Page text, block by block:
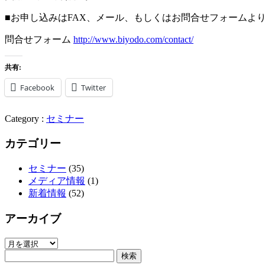
■お申し込みはFAX、メール、もしくはお問合せフォームよ
問合せフォーム http://www.biyodo.com/contact/
共有:
Facebook Twitter
Category : セミナー
カテゴリー
セミナー (35)
メディア情報 (1)
新着情報 (52)
アーカイブ
ア